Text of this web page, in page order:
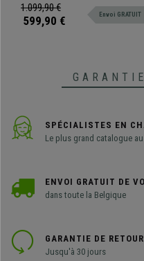
premier choix, revêtement en cuir
100% authentique
1.099,90 €
599,90 € Envoi GRATUIT
SPÉCIALISTES EN
Le plus grand catalogue au
ENVOI GRATUIT DE
dans toute la Belgique
GARANTIE DE RETOUR
Jusqu'à 30 jours